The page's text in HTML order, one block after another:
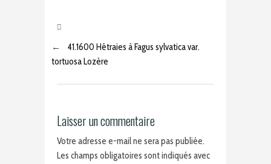
←
41.1600 Hêtraies à Fagus sylvatica var.
tortuosa Lozère
Laisser un commentaire
Votre adresse e-mail ne sera pas publiée.
Les champs obligatoires sont indiqués avec